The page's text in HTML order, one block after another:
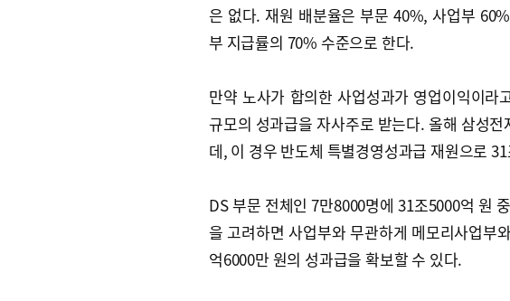
은 없다. 재원 배분율은 부문 40%, 사업부
부 지급률의 70% 수준으로 한다.
만약 노사가 합의한 사업성과가 영업이익이라
규모의 성과급을 자사주로 받는다. 올해 삼성
데, 이 경우 반도체 특별경영성과급 재원으로
DS 부문 전체인 7만8000명에 31조5000억 원
을 고려하면 사업부와 무관하게 메모리사업부
억6000만 원의 성과급을 확보할 수 있다.